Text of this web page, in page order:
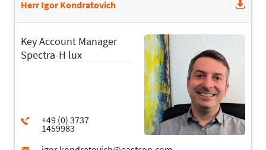
Herr Igor Kondratovich
Key Account Manager
Spectra-H lux